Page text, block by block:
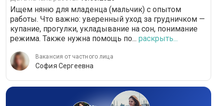
Ищем няню для младенца (мальчик) с опытом
работы. Что важно: уверенный уход за грудничком —
купание, прогулки, укладывание на сон, понимание
режима. Также нужна помощь по... раскрыть...
Вакансия от частного лица
София Сергеевна